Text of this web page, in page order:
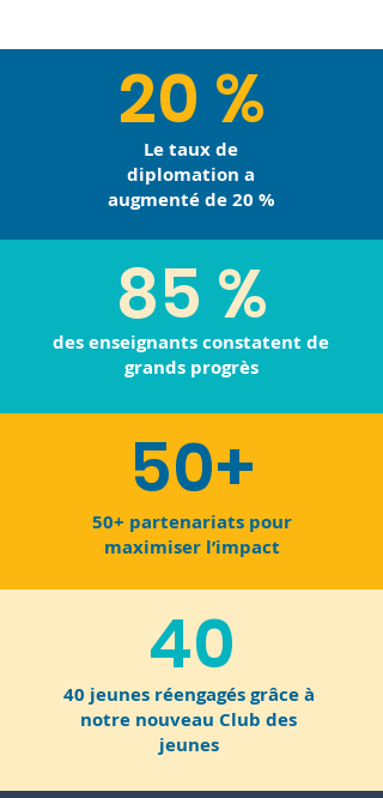
20 %
Le taux de
diplomation a
augmenté de 20 %
85 %
des enseignants constatent de
grands progrès
50+
50+ partenariats pour
maximiser l’impact
40
40 jeunes réengagés grâce à
notre nouveau Club des
jeunes